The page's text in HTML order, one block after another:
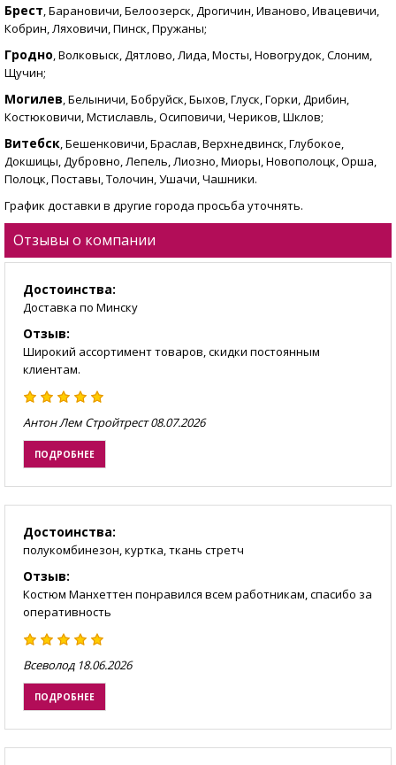
Брест, Барановичи, Белоозерск, Дрогичин, Иваново, Ивацевичи,
Кобрин, Ляховичи, Пинск, Пружаны;
Гродно, Волковыск, Дятлово, Лида, Мосты, Новогрудок, Слоним,
Щучин;
Могилев, Белыничи, Бобруйск, Быхов, Глуск, Горки, Дрибин,
Костюковичи, Мстиславль, Осиповичи, Чериков, Шклов;
Витебск, Бешенковичи, Браслав, Верхнедвинск, Глубокое,
Докшицы, Дубровно, Лепель, Лиозно, Миоры, Новополоцк, Орша,
Полоцк, Поставы, Толочин, Ушачи, Чашники.
График доставки в другие города просьба уточнять.
Отзывы о компании
Достоинства:
Доставка по Минску
Отзыв:
Широкий ассортимент товаров, скидки постоянным
клиентам.
Антон Лем Стройтрест 08.07.2026
ПОДРОБНЕЕ
Достоинства:
полукомбинезон, куртка, ткань стретч
Отзыв:
Костюм Манхеттен понравился всем работникам, спасибо за
оперативность
Всеволод 18.06.2026
ПОДРОБНЕЕ